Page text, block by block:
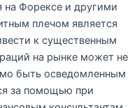
на Форексе и другими
плечом является
к существенным
на рынке может не
быть осведомленным
за помощью при